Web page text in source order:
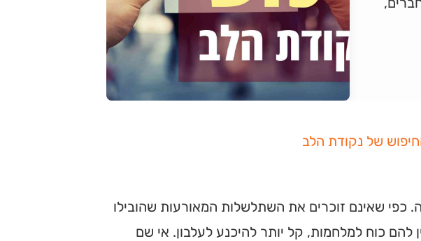
של נקודת הלב
כפי שאינם זוכרים את השתלשלות המאורעות שהובילו
להם כוח למלחמות, קל יותר להיכנע לעלבון. אי שם